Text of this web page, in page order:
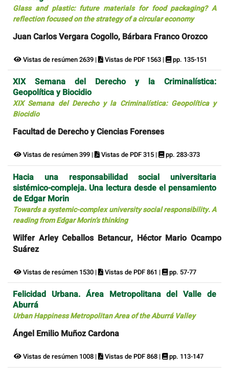
Glass and plastic: future materials for food packaging? A
reflection focused on the strategy of a circular economy
Juan Carlos Vergara Cogollo, Bárbara Franco Orozco
Vistas de resúmen 2639 | Vistas de PDF 1563 | pp. 135-151
XIX Semana del Derecho y la Criminalística:
Geopolítica y Biocidio
XIX Semana del Derecho y la Criminalística: Geopolítica y
Biocidio
Facultad de Derecho y Ciencias Forenses
Vistas de resúmen 399 | Vistas de PDF 315 | pp. 283-373
Hacia una responsabilidad social universitaria
sistémico-compleja. Una lectura desde el pensamiento
de Edgar Morin
Towards a systemic-complex university social responsibility. A
reading from Edgar Morin’s thinking
Wilfer Arley Ceballos Betancur, Héctor Mario Ocampo
Suárez
Vistas de resúmen 1530 | Vistas de PDF 861 | pp. 57-77
Felicidad Urbana. Área Metropolitana del Valle de
Aburrá
Urban Happiness Metropolitan Area of the Aburrá Valley
Ángel Emilio Muñoz Cardona
Vistas de resúmen 1008 | Vistas de PDF 868 | pp. 113-147